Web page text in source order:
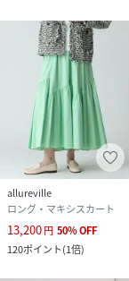
allureville
ロング・マキシスカート
13,200円 50%OFF
120ポイント(1倍)